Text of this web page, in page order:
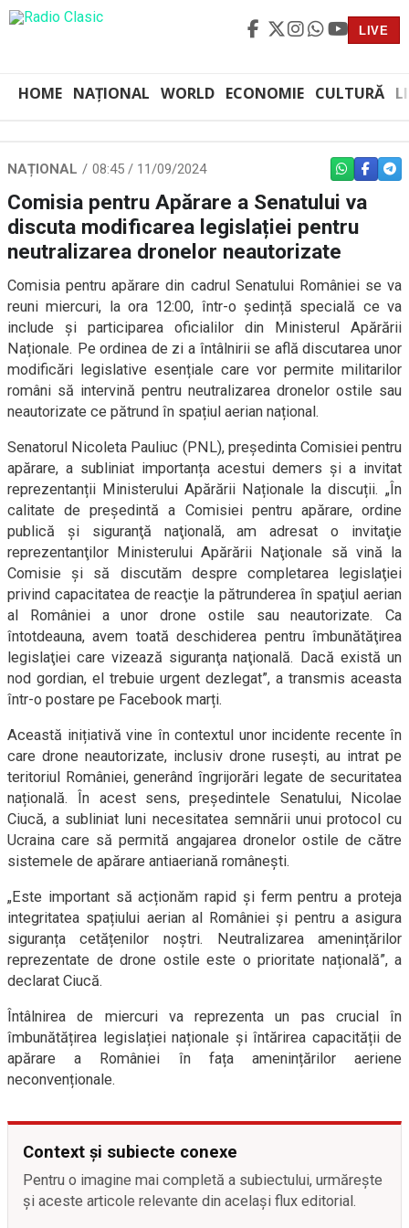
LIVE
HOME NAȚIONAL WORLD ECONOMIE CULTURĂ
NAȚIONAL 08:45 / 11/09/2024 WHATSAPP
Comisia pentru Apărare a Senatului va
discuta modificarea legislației pentru
neutralizarea dronelor neautorizate
Comisia pentru apărare din cadrul Senatului României se va
reuni miercuri, la ora 12:00, într-o ședință specială ce va
include și participarea oficialilor din Ministerul Apărării
Naționale. Pe ordinea de zi a întâlnirii se află discutarea unor
modificări legislative esențiale care vor permite militarilor
români să intervină pentru neutralizarea dronelor ostile sau
neautorizate ce pătrund în spațiul aerian național.
Senatorul Nicoleta Pauliuc (PNL), președinta Comisiei pentru
apărare, a subliniat importanța acestui demers și a invitat
reprezentanții Ministerului Apărării Naționale la discuții. „În
calitate de preşedintă a Comisiei pentru apărare, ordine
publică şi siguranţă naţională, am adresat o invitaţie
reprezentanţilor Ministerului Apărării Naţionale să vină la
Comisie şi să discutăm despre completarea legislaţiei
privind capacitatea de reacţie la pătrunderea în spaţiul aerian
al României a unor drone ostile sau neautorizate. Ca
întotdeauna, avem toată deschiderea pentru îmbunătăţirea
legislaţiei care vizează siguranţa naţională. Dacă există un
nod gordian, el trebuie urgent dezlegat”, a transmis aceasta
într-o postare pe Facebook marți.
Această inițiativă vine în contextul unor incidente recente în
care drone neautorizate, inclusiv drone rusești, au intrat pe
teritoriul României, generând îngrijorări legate de securitatea
națională. În acest sens, președintele Senatului, Nicolae
Ciucă, a subliniat luni necesitatea semnării unui protocol cu
Ucraina care să permită angajarea dronelor ostile de către
sistemele de apărare antiaeriană românești.
„Este important să acționăm rapid și ferm pentru a proteja
integritatea spațiului aerian al României și pentru a asigura
siguranța cetățenilor noștri. Neutralizarea amenințărilor
reprezentate de drone ostile este o prioritate națională”, a
declarat Ciucă.
Întâlnirea de miercuri va reprezenta un pas crucial în
îmbunătățirea legislației naționale și întărirea capacității de
apărare a României în fața amenințărilor aeriene
neconvenționale.
Context și subiecte conexe
Pentru o imagine mai completă a subiectului, urmărește
și aceste articole relevante din același flux editorial.